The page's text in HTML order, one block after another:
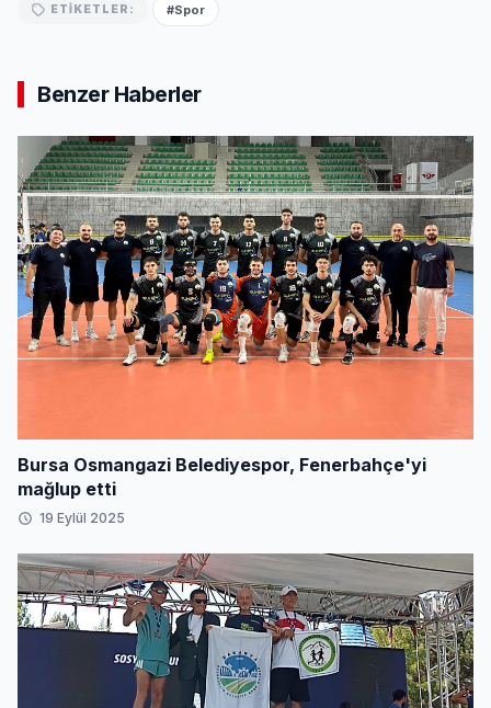
ETIKETLER: #Spor
Benzer Haberler
Bursa Osmangazi Belediyespor, Fenerbahçe'yi
mağlup etti
19 Eylül 2025